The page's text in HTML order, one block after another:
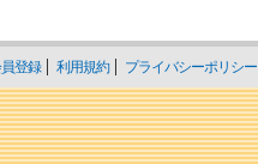
登録 利用規約 プライバシーポリシー